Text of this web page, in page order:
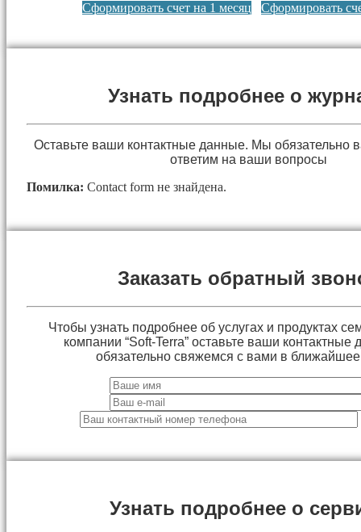
Сформировать счет на 1 месяц Сформировать
Узнать подробнее о
Оставьте ваши контактные данные. Мы обязательно
ответим на ваши вопросы
Помилка: Contact form не знайдена.
Заказать обратный
Чтобы узнать подробнее об услугах и продуктах
компании “Soft-Terra” оставьте ваши
обязательно свяжемся с вами в
Узнать подробнее о